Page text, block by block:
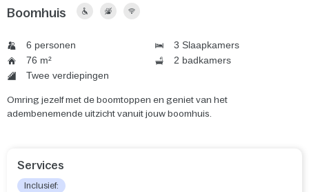
Boomhuis
6 personen
3 Slaapkamers
76 m²
2 badkamers
Twee verdiepingen
Omring jezelf met de boomtoppen en geniet van het
adembenemende uitzicht vanuit jouw boomhuis.
Services
Inclusief: